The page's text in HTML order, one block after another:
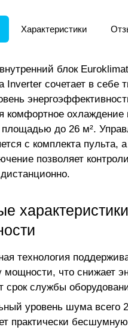
Характеристики
блок
Inverter сочетает в себе
комфортное охлаждение
до 26 м².
с комплекта пульта,
позволяет
технология
мощности, что снижает
срок службы
уровень шума всего
практически